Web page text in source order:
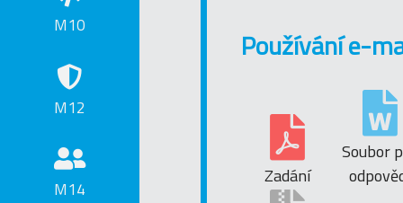
M10
M12
M14
Používání e-
Zadání
Soubor